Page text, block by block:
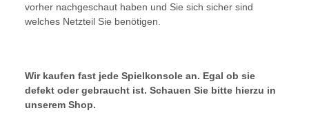
vorher nachgeschaut haben und Sie sich sicher sind
welches Netzteil Sie benötigen.
Wir kaufen fast jede Spielkonsole an. Egal ob sie
defekt oder gebraucht ist. Schauen Sie bitte hierzu in
unserem Shop.